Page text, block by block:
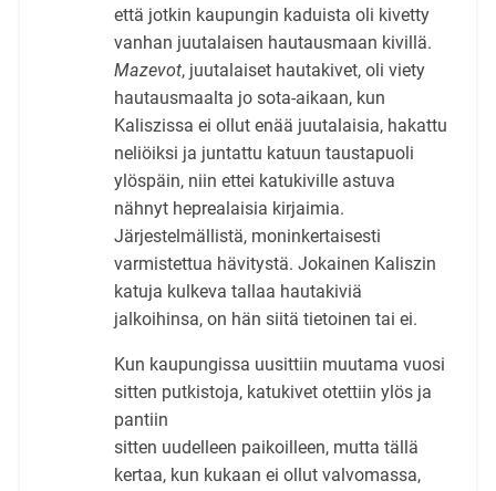
että jotkin kaupungin kaduista oli kivetty
vanhan juutalaisen hautausmaan kivillä.
Mazevot, juutalaiset hautakivet, oli viety
hautausmaalta jo sota-aikaan, kun
Kaliszissa ei ollut enää juutalaisia, hakattu
neliöiksi ja juntattu katuun taustapuoli
ylöspäin, niin ettei katukiville astuva
nähnyt heprealaisia kirjaimia.
Järjestelmällistä, moninkertaisesti
varmistettua hävitystä. Jokainen Kaliszin
katuja kulkeva tallaa hautakiviä
jalkoihinsa, on hän siitä tietoinen tai ei.
Kun kaupungissa uusittiin muutama vuosi
sitten putkistoja, katukivet otettiin ylös ja
pantiin
sitten uudelleen paikoilleen, mutta tällä
kertaa, kun kukaan ei ollut valvomassa,